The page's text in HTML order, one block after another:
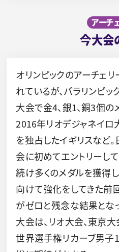
アーチ
今大会
オリンピックのアーチェ
れているが、パラリンピ
大会で金4、銀1、銅3個の
2016年リオデジャネイ
を独占したイギリスなど
会に初めてエントリーし
続け多くのメダルを獲得
向けて強化をしてきた前
がゼロと残念な結果とな
大会は、リオ大会、東京
世界選手権リカーブ男